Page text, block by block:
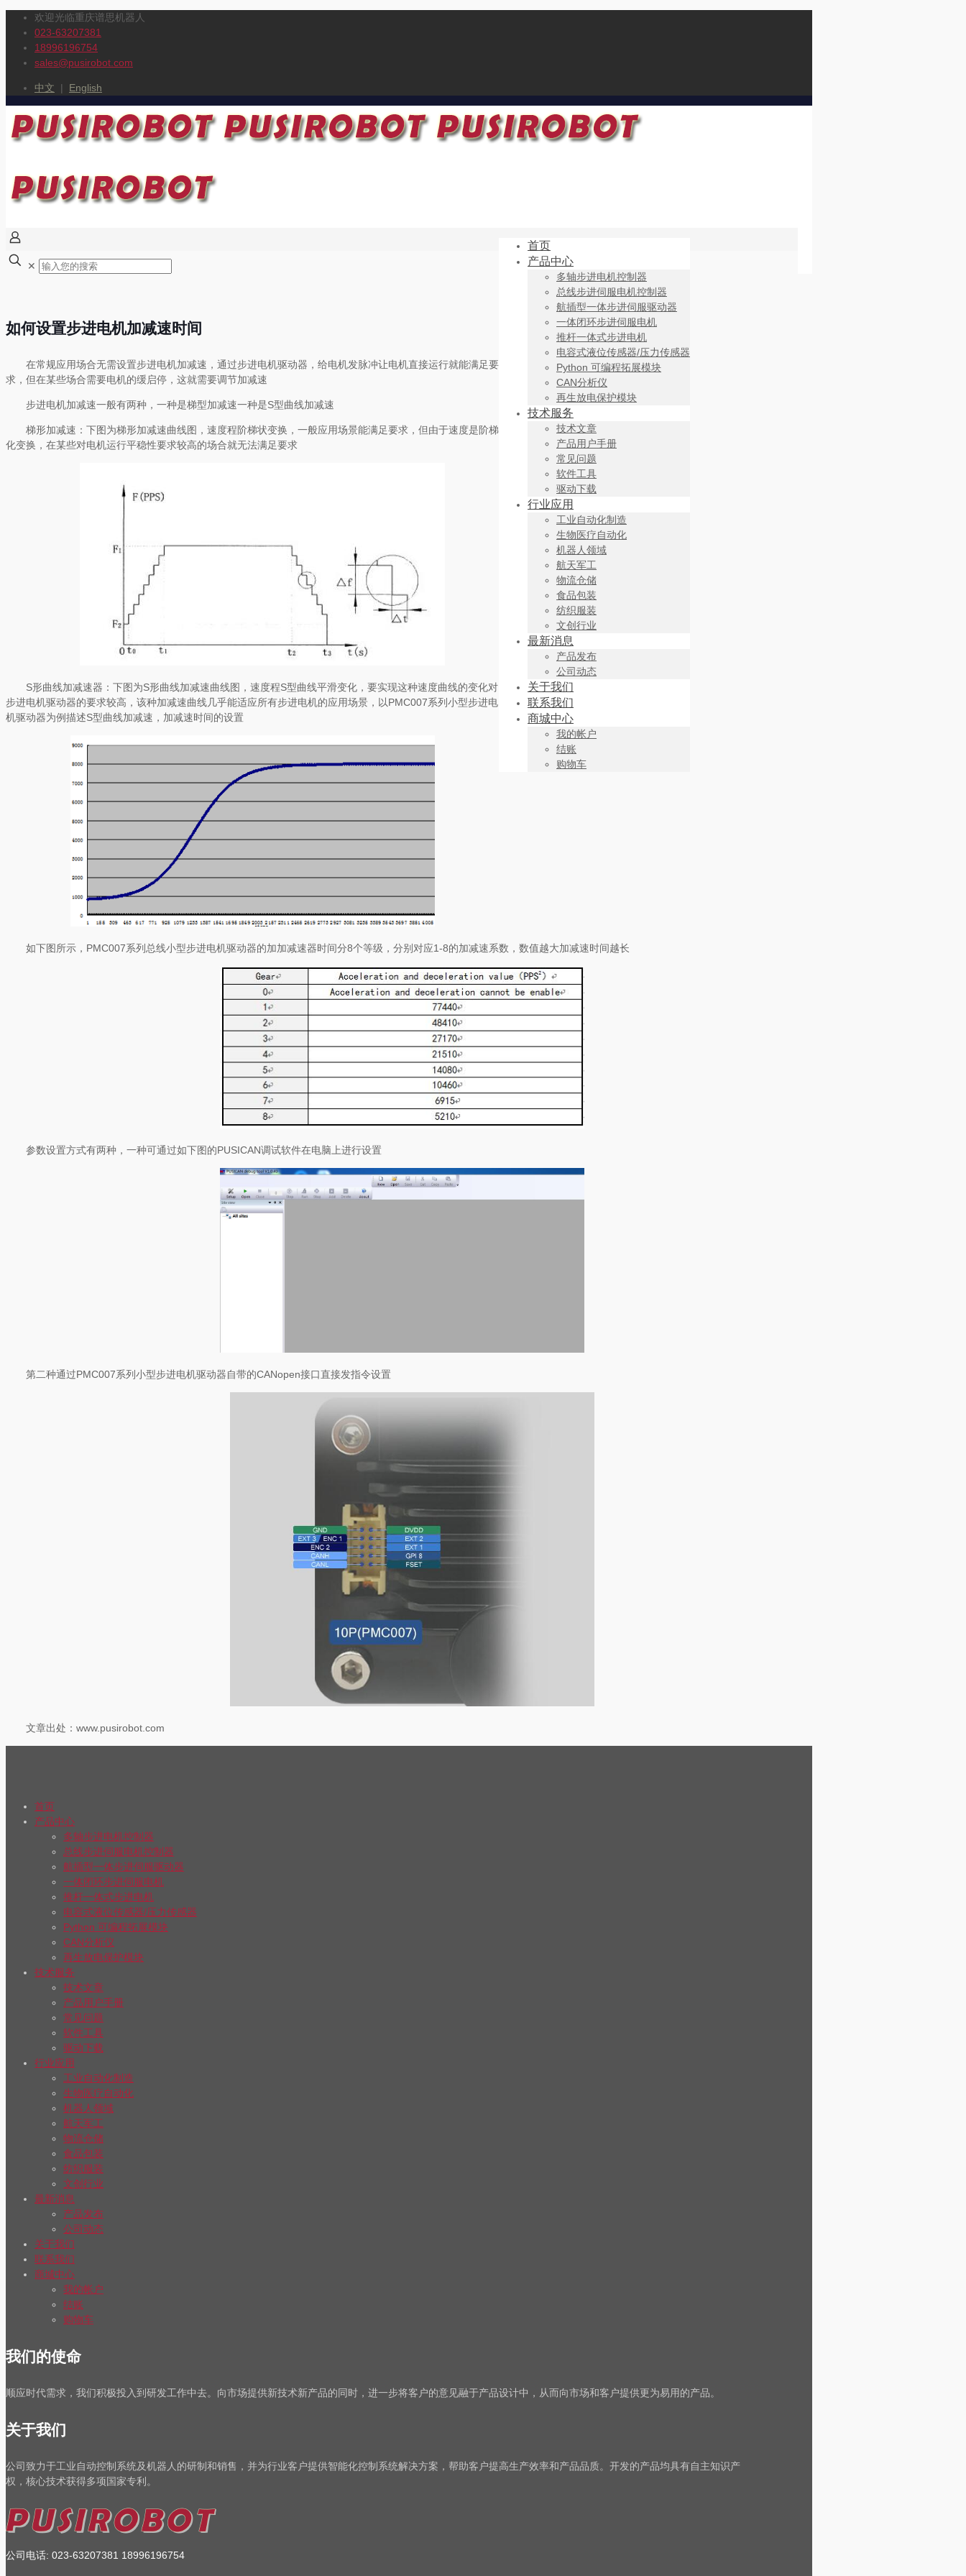
欢迎光临重庆谱思机器人
023-63207381
18996196754
sales@pusirobot.com
中文 | English
首页
产品中心
多轴步进电机控制器
总线步进伺服电机控制器
航插型一体步进伺服驱动器
一体闭环步进伺服电机
推杆一体式步进电机
电容式液位传感器/压力传感器
Python 可编程拓展模块
CAN分析仪
再生放电保护模块
技术服务
技术文章
产品用户手册
常见问题
软件工具
驱动下载
行业应用
工业自动化制造
生物医疗自动化
机器人领域
航天军工
物流仓储
食品包装
纺织服装
文创行业
最新消息
产品发布
公司动态
关于我们
联系我们
商城中心
我的帐户
结账
购物车
✕
如何设置步进电机加减速时间
在常规应用场合无需设置步进电机加减速，通过步进电机驱动器，给电机发脉冲让电机直接运行就能满足要
求，但在某些场合需要电机的缓启停，这就需要调节加减速
步进电机加减速一般有两种，一种是梯型加减速一种是S型曲线加减速
梯形加减速：下图为梯形加减速曲线图，速度程阶梯状变换，一般应用场景能满足要求，但由于速度是阶梯
化变换，在某些对电机运行平稳性要求较高的场合就无法满足要求
S形曲线加减速器：下图为S形曲线加减速曲线图，速度程S型曲线平滑变化，要实现这种速度曲线的变化对
步进电机驱动器的要求较高，该种加减速曲线几乎能适应所有步进电机的应用场景，以PMC007系列小型步进电
机驱动器为例描述S型曲线加减速，加减速时间的设置
如下图所示，PMC007系列总线小型步进电机驱动器的加加减速器时间分8个等级，分别对应1-8的加减速系数，数值越大加减速时间越长
参数设置方式有两种，一种可通过如下图的PUSICAN调试软件在电脑上进行设置
第二种通过PMC007系列小型步进电机驱动器自带的CANopen接口直接发指令设置
文章出处：www.pusirobot.com
首页
产品中心
多轴步进电机控制器
总线步进伺服电机控制器
航插型一体步进伺服驱动器
一体闭环步进伺服电机
推杆一体式步进电机
电容式液位传感器/压力传感器
Python 可编程拓展模块
CAN分析仪
再生放电保护模块
技术服务
技术文章
产品用户手册
常见问题
软件工具
驱动下载
行业应用
工业自动化制造
生物医疗自动化
机器人领域
航天军工
物流仓储
食品包装
纺织服装
文创行业
最新消息
产品发布
公司动态
关于我们
联系我们
商城中心
我的帐户
结账
购物车
我们的使命
顺应时代需求，我们积极投入到研发工作中去。向市场提供新技术新产品的同时，进一步将客户的意见融于产品设计中，从而向市场和客户提供更为易用的产品。
关于我们
公司致力于工业自动控制系统及机器人的研制和销售，并为行业客户提供智能化控制系统解决方案，帮助客户提高生产效率和产品品质。开发的产品均具有自主知识产
权，核心技术获得多项国家专利。
公司电话: 023-63207381 18996196754